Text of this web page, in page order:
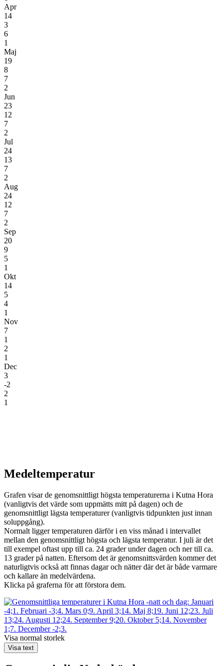
Apr
14
3
6
1
Maj
19
8
7
2
Jun
23
12
7
2
Jul
24
13
7
2
Aug
24
12
7
2
Sep
20
9
5
1
Okt
14
5
4
1
Nov
7
1
2
1
Dec
3
-2
2
1
Medeltemperatur
Grafen visar de genomsnittligt högsta temperaturerna i Kutna Hora
(vanligtvis det värde som uppmätts mitt på dagen) och de
genomsnittligt lägsta temperaturer (vanligtvis tidpunkten just innan
soluppgång).
Normalt ligger temperaturen därför i en viss månad i intervallet
mellan den genomsnittligt högsta och lägsta temperatur. I juli är det
till exempel oftast upp till ca. 24 grader under dagen och ner till ca.
13 grader på natten. Eftersom det är genomsnittsvärden kommer det
naturligtvis också att finnas dagar och nätter där det är både varmare
och kallare än medelvärdena.
Klicka på graferna för att förstora dem.
Visa normal storlek
Visa text